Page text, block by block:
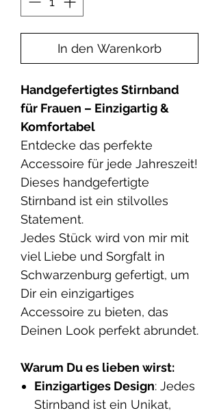
In den Warenkorb
Handgefertigtes Stirnband
für Frauen – Einzigartig &
Komfortabel
Entdecke das perfekte
Accessoire für jede Jahreszeit!
Dieses handgefertigte
Stirnband ist ein stilvolles
Statement.
Jedes Stück wird von mir mit
viel Liebe und Sorgfalt in
Schwarzenburg gefertigt, um
Dir ein einzigartiges
Accessoire zu bieten, das
Deinen Look perfekt abrundet.
Warum Du es lieben wirst:
Einzigartiges Design: Jedes
Stirnband ist ein Unikat,